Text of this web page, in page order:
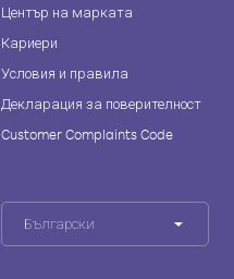
Център на марката
Кариери
Условия и правила
Декларация за поверителност
Customer Complaints Code
Български